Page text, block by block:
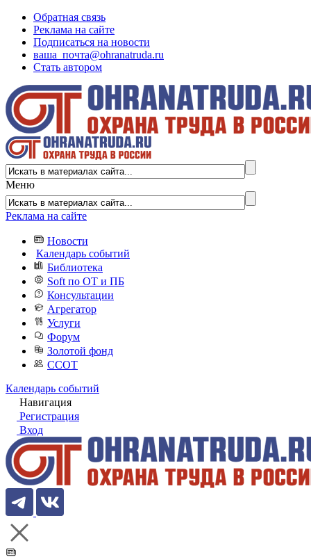
Обратная связь
Реклама на сайте
Подписаться на новости
ваша_почта@ohranatruda.ru
Стать автором
Меню
Реклама на сайте
Новости
Календарь событий
Библиотека
Soft по ОТ и ПБ
Консультации
Агрегатор
Услуги
Форум
Золотой фонд
ССОТ
Календарь событий
Навигация
Регистрация
Вход